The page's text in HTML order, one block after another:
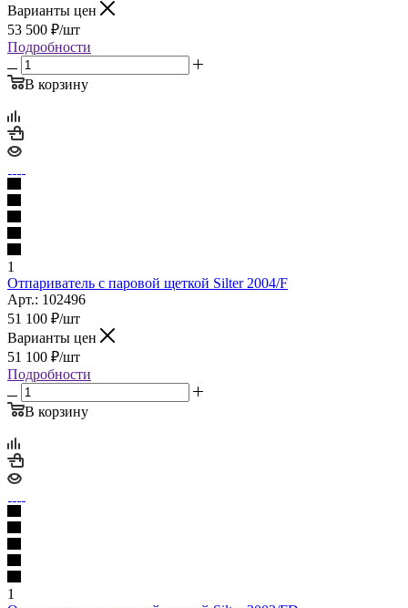
Варианты цен
53 500 ₽/шт
Подробности
В корзину
1
Отпариватель с паровой щеткой Silter 2004/F
Арт.: 102496
51 100 ₽/шт
Варианты цен
51 100 ₽/шт
Подробности
В корзину
1